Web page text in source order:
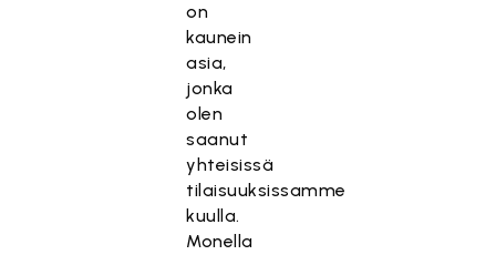
on
kaunein
asia,
jonka
olen
saanut
yhteisissä
tilaisuuksissamme
kuulla.
Monella